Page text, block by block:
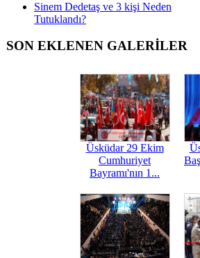
Sinem Dedetaş ve 3 kişi Neden
Tutuklandı?
SON EKLENEN GALERİLER
Üsküdar 29 Ekim
Cumhuriyet
Bayramı'nın 1...